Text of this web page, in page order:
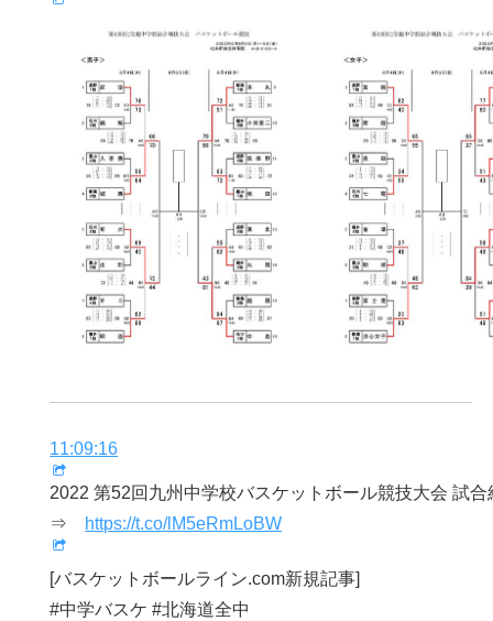
11:09:16
2022 第52回九州中学校バスケットボール競技大会 試合
⇒
https://t.co/lM5eRmLoBW
[バスケットボールライン.com新規記事]
#中学バスケ #北海道全中